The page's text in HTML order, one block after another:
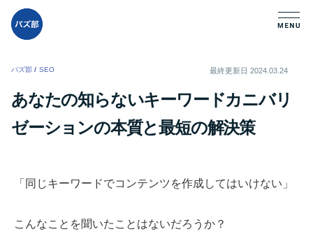
バズ部 / SEO 最終更新日 2024.03.24
あなたの知らないキーワードカニバリ
ゼーションの本質と最短の解決策
「同じキーワードでコンテンツを作成してはいけない」
こんなことを聞いたことはないだろうか？